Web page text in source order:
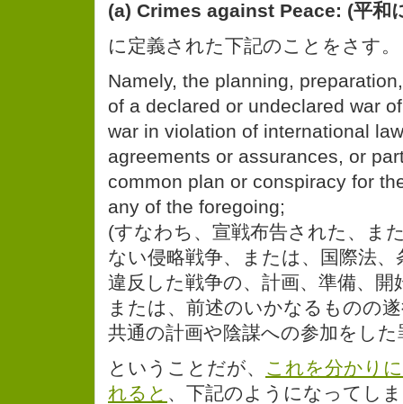
(a) Crimes against Peace: (平和
に定義された下記のことをさす。
Namely, the planning,
of a declared or undeclared war
war in violation of international
agreements or assurances, or
common plan or conspiracy for
any of the foregoing;
(すなわち、宣戦布告された、ま
ない侵略戦争、または、国際法、
違反した戦争の、計画、準備、開
または、前述のいかなるものの
共通の計画や陰謀への参加をした
ということだが、 これを分かり
れると 、下記のようになってし